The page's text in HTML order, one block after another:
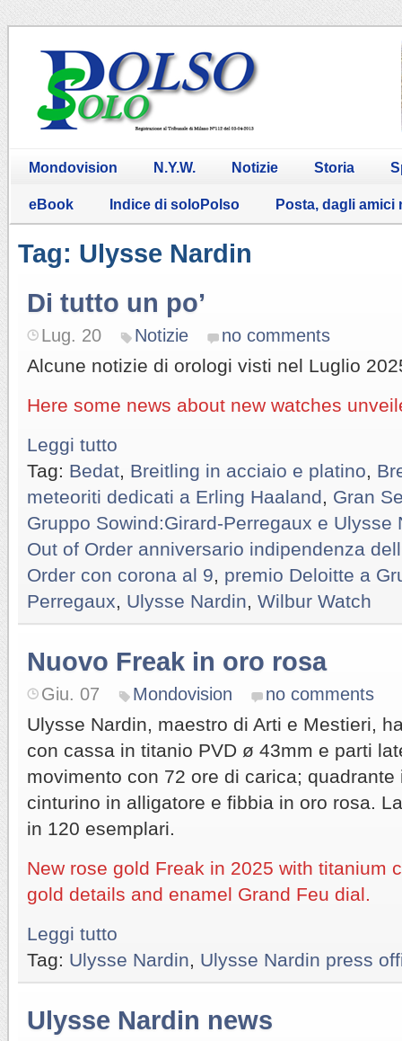
Mondovision N.Y.W. Notizie Storia
eBook Indice di soloPolso Posta, dagli amici
Tag: Ulysse Nardin
Di tutto un po’
Lug. 20 Notizie no comments
Alcune notizie di orologi visti nel Luglio
Here some news about new watches
Leggi tutto
Tag: Bedat Breitling in acciaio e platino
meteoriti dedicati a Erling Haaland
Gran
Gruppo Sowind:Girard-Perregaux e Ulysse
Out of Order anniversario indipendenza
Order con corona al 9
premio Deloitte a
Perregaux
Ulysse Nardin Wilbur Watch
Nuovo Freak in oro rosa
Giu. 07 Mondovision no comments
Ulysse Nardin, maestro di Arti e Mestieri,
con cassa in titanio PVD ø 43mm e parti
movimento con 72 ore di carica;
cinturino in alligatore e fibbia in oro rosa.
in 120 esemplari.
New rose gold Freak in 2025 with titanium
gold details and enamel Grand Feu dial.
Leggi tutto
Tag: Ulysse Nardin Ulysse Nardin press
Ulysse Nardin news